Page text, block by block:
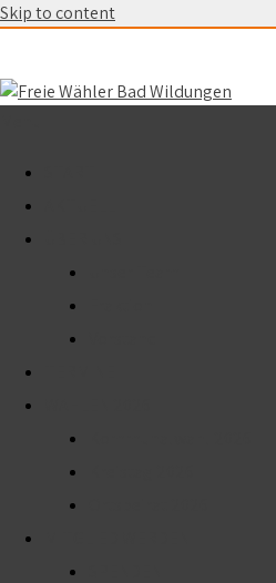
Skip to content
FREIE WÄHLER fordern
von Lachgas